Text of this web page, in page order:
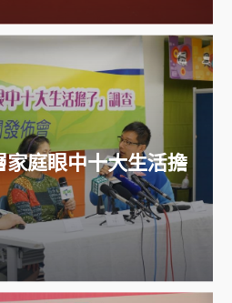
家庭眼中十大生活
庭眼中十大生活擔